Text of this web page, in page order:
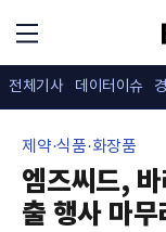
전체기사 데이터이슈
제약·식품·화장품
엠즈씨드,
출 행사 마무